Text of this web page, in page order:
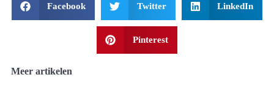
Facebook Twitter LinkedIn
Pinterest
Meer artikelen